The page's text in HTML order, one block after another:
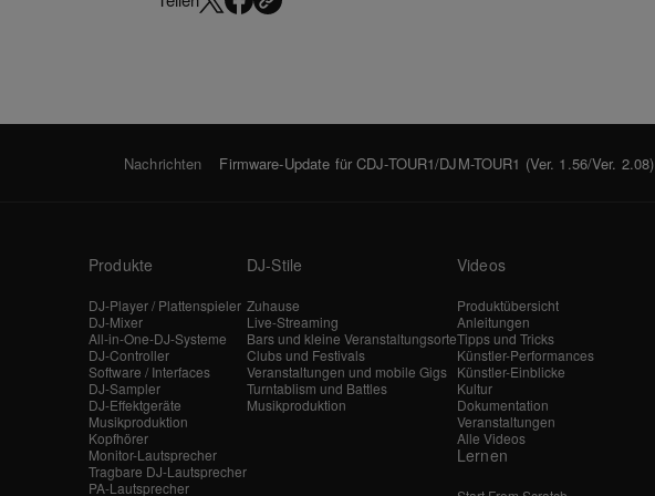
Nachrichten Firmware-Update für CDJ-TOUR1/DJM-TOUR1 (Ver. 1.56/Ver. 2.08)
Produkte
DJ-Player / Plattenspieler
DJ-Mixer
All-in-One-DJ-Systeme
DJ-Controller
Software / Interfaces
DJ-Sampler
DJ-Effektgeräte
Musikproduktion
Kopfhörer
Monitor-Lautsprecher
Tragbare DJ-Lautsprecher
PA-Lautsprecher
DJ-Stile
Zuhause
Live-Streaming
Bars und kleine Veranstaltungsorte
Clubs und Festivals
Veranstaltungen und mobile Gigs
Turntablism und Battles
Musikproduktion
Videos
Produktübersicht
Anleitungen
Tipps und Tricks
Künstler-Performances
Künstler-Einblicke
Kultur
Dokumentation
Veranstaltungen
Alle Videos
Lernen